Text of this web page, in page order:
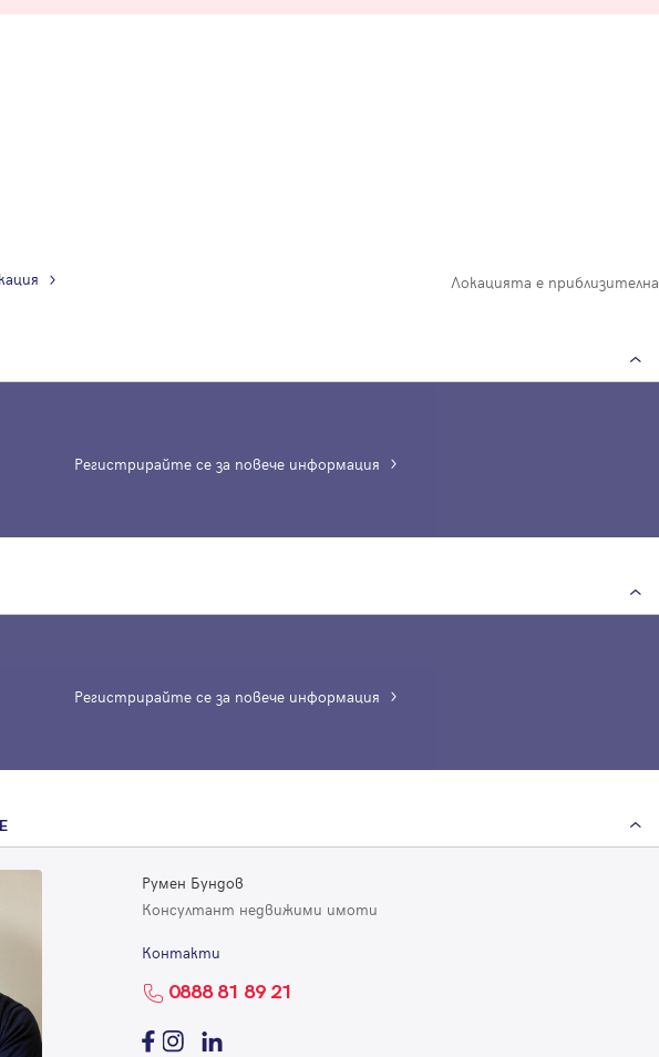
Локацията е приблизителна
Регистрирайте се за повече информация
Регистрирайте се за повече информация
Румен Бундов
Консултант недвижими имоти
Контакти
0888 81 89 21
Благодарим ви! Проверете имейл адрес си, за да активирате
регистрацията.
Успех!
Благодарим ви! Очаквайте скоро да се свържем с вас!
или влезте с имейл